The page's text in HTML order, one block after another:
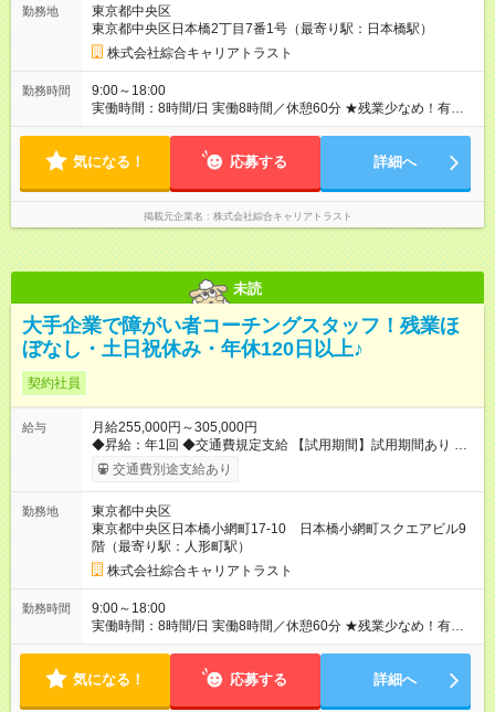
勤務地
東京都中央区
東京都中央区日本橋2丁目7番1号（最寄り駅：日本橋駅）
株式会社綜合キャリアトラスト
勤務時間
9:00～18:00
実働時間：8時間/日 実働8時間／休憩60分 ★残業少なめ！有給
も基本取りやすいので、プライベートも充実♪
気になる！ 応募する 詳細へ
掲載元企業名 株式会社綜合キャリアトラスト
未読
大手企業で障がい者コーチングスタッフ！残業ほ
ぼなし・土日祝休み・年休120日以上♪
契約社員
給与
月給255,000円～305,000円
◆昇給：年1回 ◆交通費規定支給 【試用期間】試用期間あり 試用
期間の長さ：3ヶ月 雇用形態、給与は本採用時と同じです。
交通費別途支給あり
勤務地
東京都中央区
東京都中央区日本橋小網町17-10 日本橋小網町スクエアビル9
階（最寄り駅：人形町駅）
株式会社綜合キャリアトラスト
勤務時間
9:00～18:00
実働時間：8時間/日 実働8時間／休憩60分 ★残業少なめ！有給
も基本取りやすいので、プライベートも充実♪
気になる！ 応募する 詳細へ